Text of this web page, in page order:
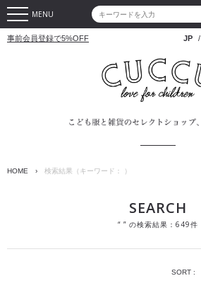
MENU
事前会員登録で5%OFF JP /
HOME › 検索結果（キーワード： ）
SEARCH
“ ” の検索結果：649件
SORT :